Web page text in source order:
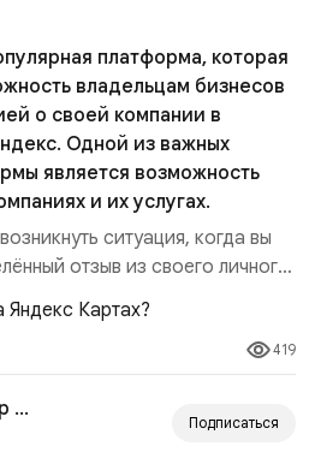
платформа, которая
владельцам бизнесов
о своей компании в
Одной из важных
является возможность
и их услугах.
ситуация, когда вы
отзыв из своего личного
Это может быть связано
неправдивую информацию,
не соответствует
случае, вы можете
обжалования, чтобы
419
Hi-Tech News: мир технологий
Подписаться